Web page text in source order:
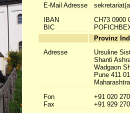
E-Mail Adresse
IBAN
BIC
CH73 0900
Provinz
Adresse
Ursuline
Shanti
Wadgaon
Pune 411
Fon
Fax
+91 020
+91 929